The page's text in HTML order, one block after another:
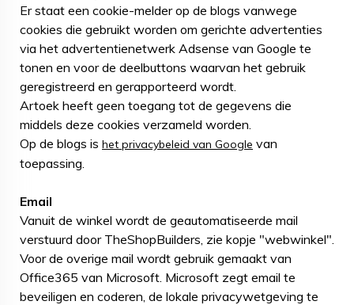
Er staat een cookie-melder op de blogs vanwege
cookies die gebruikt worden om gerichte advertenties
via het advertentienetwerk Adsense van Google te
tonen en voor de deelbuttons waarvan het gebruik
geregistreerd en gerapporteerd wordt.
Artoek heeft geen toegang tot de gegevens die
middels deze cookies verzameld worden.
Op de blogs is het privacybeleid van Google van
toepassing.
Email
Vanuit de winkel wordt de geautomatiseerde mail
verstuurd door TheShopBuilders, zie kopje "webwinkel".
Voor de overige mail wordt gebruik gemaakt van
Office365 van Microsoft. Microsoft zegt email te
beveiligen en coderen, de lokale privacywetgeving te